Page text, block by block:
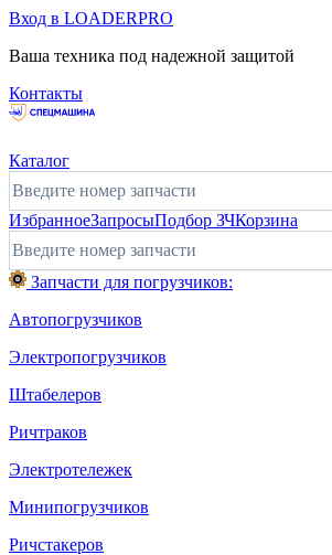
Вход в LOADERPRO
Ваша техника под надежной защитой
Контакты
Каталог
ИзбранноеЗапросыПодбор ЗЧКорзина
Запчасти для погрузчиков:
Автопогрузчиков
Электропогрузчиков
Штабелеров
Ричтраков
Электротележек
Минипогрузчиков
Ричстакеров